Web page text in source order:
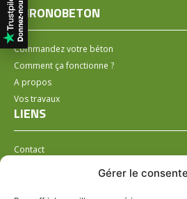
Gérer le
CHRONOBETON
Commandez votre béton
Comment ça fonctionne ?
A propos
Vos travaux
LIENS
Contact